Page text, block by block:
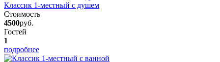
Классик 1-местный с душем
Стоимость
4500руб.
Гостей
1
подробнее